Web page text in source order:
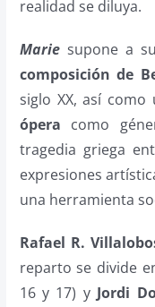
realidad se diluya.
Mariesupone a
composición de
siglo XX, así como
ópera como
tragedia griega
expresiones
una herramienta
Rafael R.
reparto se divide
16 y 17) y Jordi